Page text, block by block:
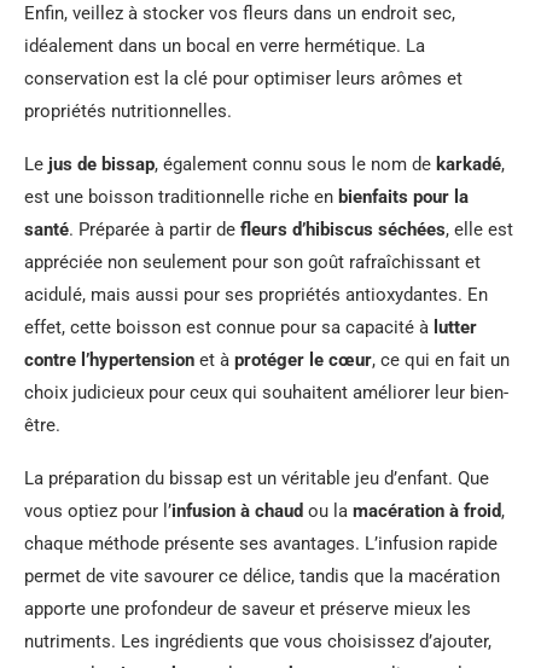
Enfin, veillez à stocker vos fleurs dans un endroit sec,
idéalement dans un bocal en verre hermétique. La
conservation est la clé pour optimiser leurs arômes et
propriétés nutritionnelles.
Le jus de bissap, également connu sous le nom de karkadé,
est une boisson traditionnelle riche en bienfaits pour la
santé. Préparée à partir de fleurs d’hibiscus séchées, elle est
appréciée non seulement pour son goût rafraîchissant et
acidulé, mais aussi pour ses propriétés antioxydantes. En
effet, cette boisson est connue pour sa capacité à lutter
contre l’hypertension et à protéger le cœur, ce qui en fait un
choix judicieux pour ceux qui souhaitent améliorer leur bien-
être.
La préparation du bissap est un véritable jeu d’enfant. Que
vous optiez pour l’infusion à chaud ou la macération à froid,
chaque méthode présente ses avantages. L’infusion rapide
permet de vite savourer ce délice, tandis que la macération
apporte une profondeur de saveur et préserve mieux les
nutriments. Les ingrédients que vous choisissez d’ajouter,